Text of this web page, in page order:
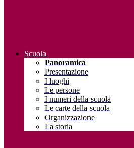
Scuola
Panoramica
Presentazione
I luoghi
Le persone
I numeri della scuola
Le carte della scuola
Organizzazione
La storia